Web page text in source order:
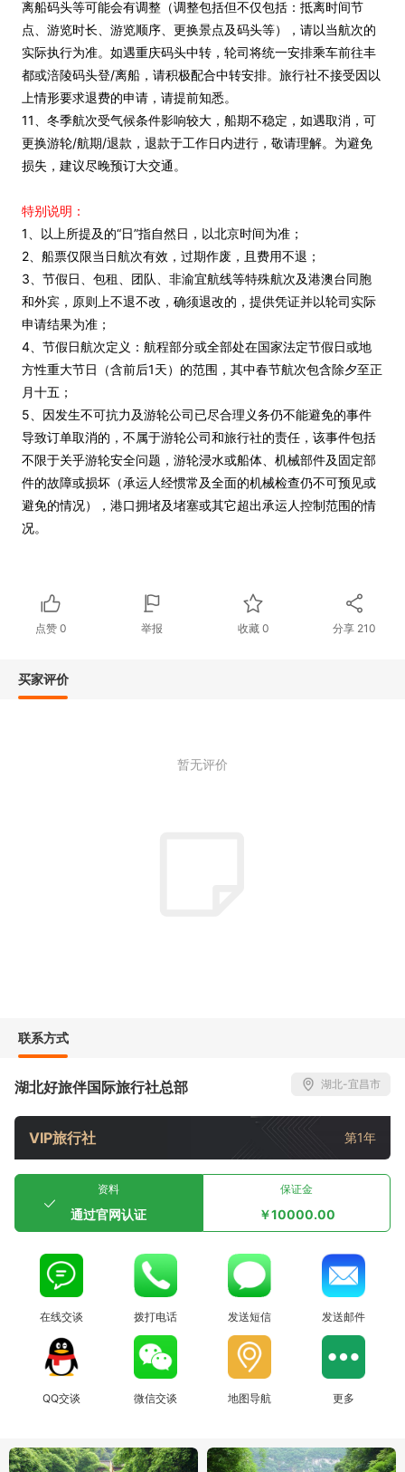
离船码头等可能会有调整（调整包括但不仅包括：抵离时间节
点、游览时长、游览顺序、更换景点及码头等），请以当航次的
实际执行为准。如遇重庆码头中转，轮司将统一安排乘车前往丰
都或涪陵码头登/离船，请积极配合中转安排。旅行社不接受因以
上情形要求退费的申请，请提前知悉。
11、冬季航次受气候条件影响较大，船期不稳定，如遇取消，可
更换游轮/航期/退款，退款于工作日内进行，敬请理解。为避免
损失，建议尽晚预订大交通。
特别说明：
1、以上所提及的“日”指自然日，以北京时间为准；
2、船票仅限当日航次有效，过期作废，且费用不退；
3、节假日、包租、团队、非渝宜航线等特殊航次及港澳台同胞
和外宾，原则上不退不改，确须退改的，提供凭证并以轮司实际
申请结果为准；
4、节假日航次定义：航程部分或全部处在国家法定节假日或地
方性重大节日（含前后1天）的范围，其中春节航次包含除夕至正
月十五；
5、因发生不可抗力及游轮公司已尽合理义务仍不能避免的事件
导致订单取消的，不属于游轮公司和旅行社的责任，该事件包括
不限于关乎游轮安全问题，游轮浸水或船体、机械部件及固定部
件的故障或损坏（承运人经惯常及全面的机械检查仍不可预见或
避免的情况），港口拥堵及堵塞或其它超出承运人控制范围的情
况。
点赞 0 举报 收藏 0 分享 210
买家评价
暂无评价
联系方式
湖北-宜昌市
湖北好旅伴国际旅行社总部
VIP旅行社 第1年
资料
通过官网认证
保证金
￥10000.00
在线交谈 拨打电话 发送短信 发送邮件
QQ交谈 微信交谈 地图导航 更多